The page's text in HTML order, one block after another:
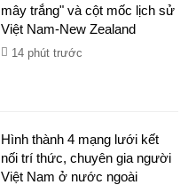
mây trắng" và cột mốc lịch sử
Việt Nam-New Zealand
14 phút trước
Hình thành 4 mạng lưới kết
nối trí thức, chuyên gia người
Việt Nam ở nước ngoài